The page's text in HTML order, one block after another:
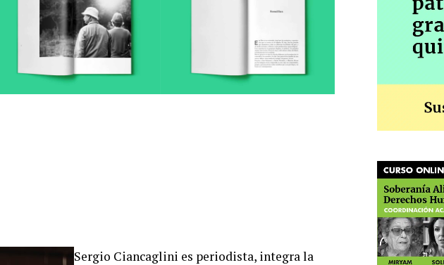
Sergio Ciancaglini es periodista, integra la